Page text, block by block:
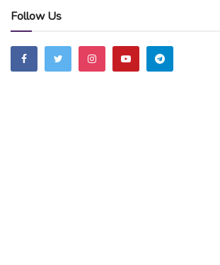
Follow Us